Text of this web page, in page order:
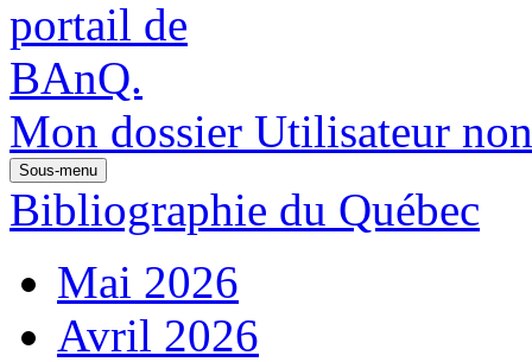
Mon dossier Utilisateur
Sous-menu
Bibliographie du Québec
Mai 2026
Avril 2026